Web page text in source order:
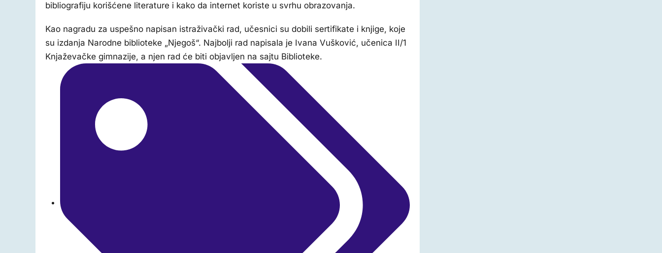
bibliografiju korišćene literature i kako da internet koriste u svrhu obrazovanja.
Kao nagradu za uspešno napisan istraživački rad, učesnici su dobili sertifikate i knjige, koje
su izdanja Narodne biblioteke „Njegoš“. Najbolji rad napisala je Ivana Vušković, učenica II/1
Knjaževačke gimnazije, a njen rad će biti objavljen na sajtu Biblioteke.